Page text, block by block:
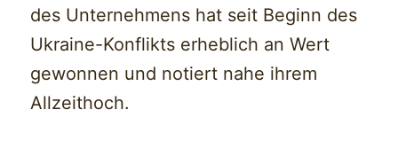
des Unternehmens hat seit Beginn des
Ukraine-Konflikts erheblich an Wert
gewonnen und notiert nahe ihrem
Allzeithoch.